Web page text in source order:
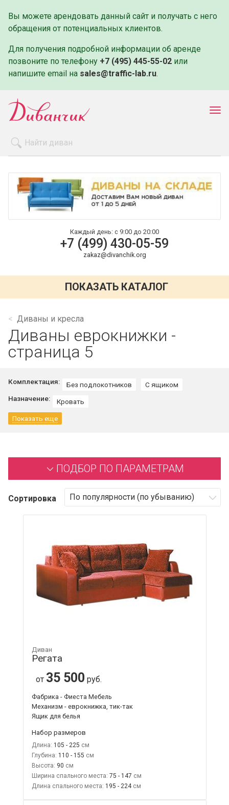
Вы можете арендовать данный сайт и получать с него
обращения от потенциальных клиентов.
Для получения подробной информации об аренде
позвоните по телефону +7 (495) 445-55-02 или
напишите email на sales@traffic-lab.ru.
Оплата и доставка
Контакты
Каждый день: с 9:00 до 20:00
+7 (499) 430-05-59
zakaz@divanchik.org
ПОКАЗАТЬ КАТАЛОГ
Диваны и кресла
Диваны еврокнижки -
страница 5
Комплектация: Без подлокотников
С ящиком
Назначение:
Кровать
Показать еще
ПОДБОР ПО ПАРАМЕТРАМ
Сортировка
Диван
Регата
от 35 500 руб.
Фабрика - Фиеста Мебель
Механизм - еврокнижка, тик-так
Ящик для белья
Набор размеров
Длина: 105 - 225
Глубина: 110 - 155
Высота: 90
Ширина спального места: 75 - 147
Длина спального места: 195 - 224